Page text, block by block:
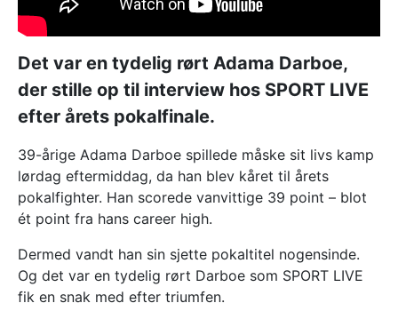
Det var en tydelig rørt Adama Darboe,
der stille op til interview hos SPORT LIVE
efter årets pokalfinale.
39-årige Adama Darboe spillede måske sit livs kamp
lørdag eftermiddag, da han blev kåret til årets
pokalfighter. Han scorede vanvittige 39 point – blot
ét point fra hans career high.
Dermed vandt han sin sjette pokaltitel nogensinde.
Og det var en tydelig rørt Darboe som SPORT LIVE
fik en snak med efter triumfen.